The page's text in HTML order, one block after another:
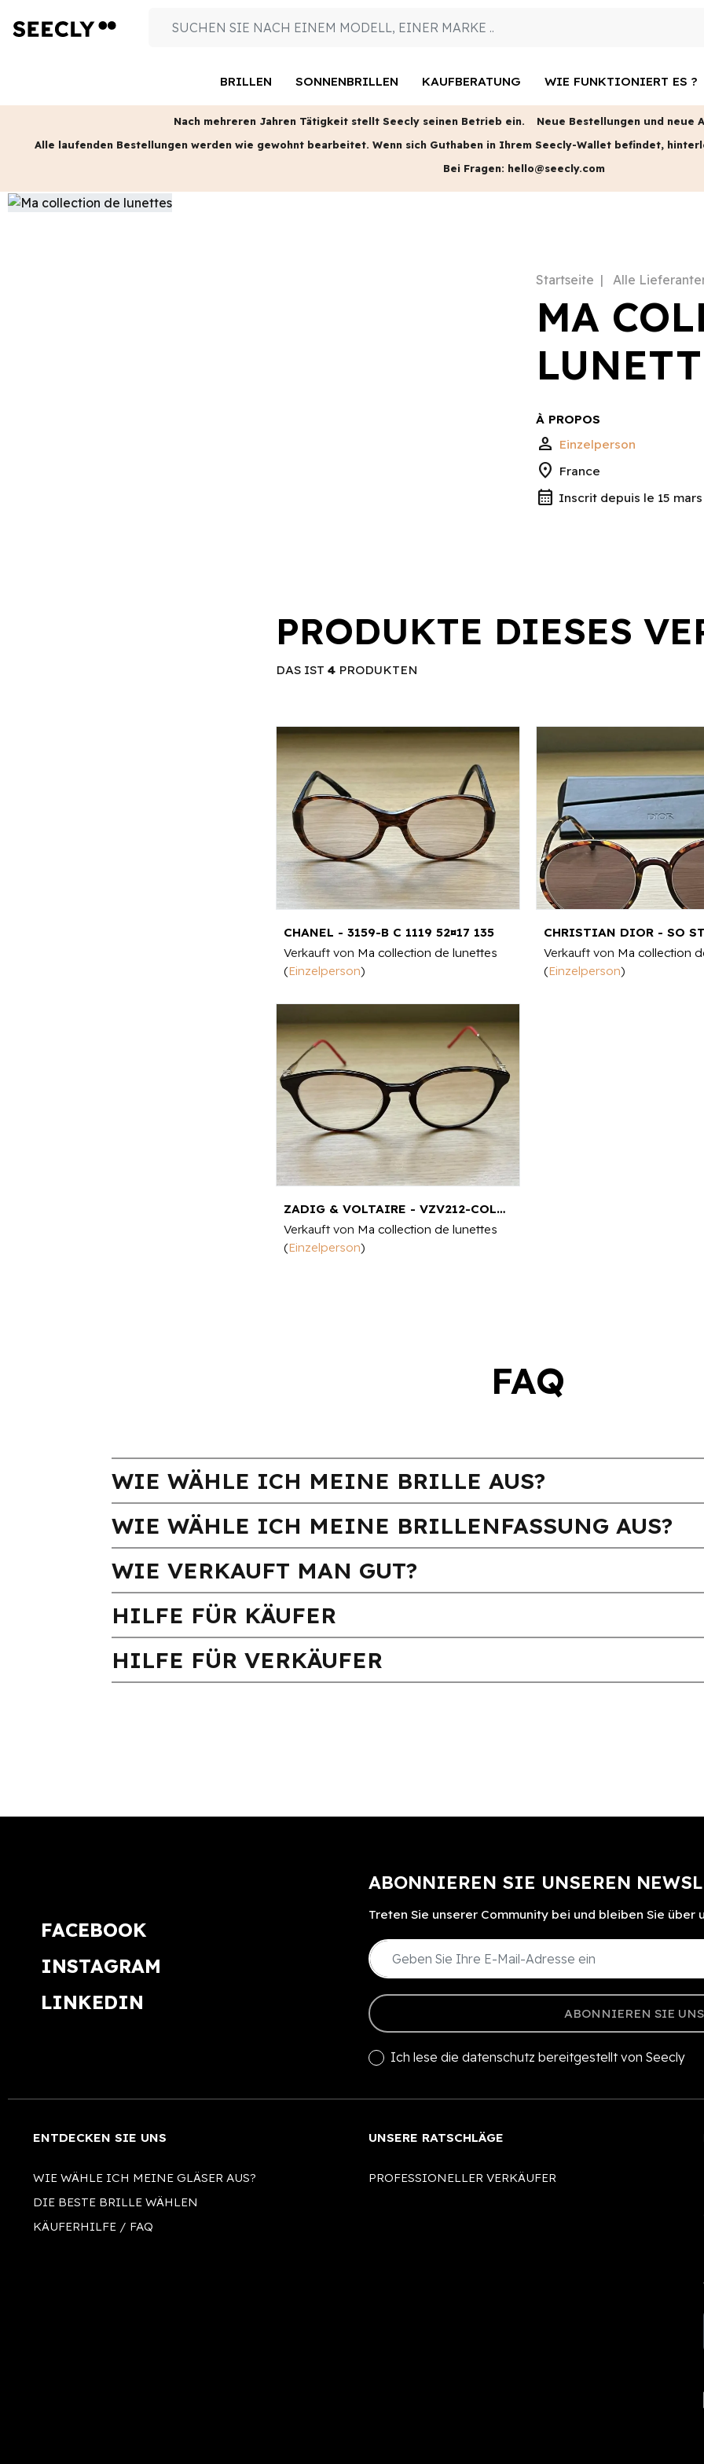
BRILLEN SONNENBRILLEN KAUFBERATUNG WIE FUNKTIONIERT ES ?
Nach mehreren Jahren Tätigkeit stellt Seecly seinen Betrieb ein.
Neue Bestellungen und neue
Alle laufenden Bestellungen werden wie gewohnt bearbeitet. Wenn sich Guthaben in Ihrem Seecly-Wallet befindet,
Bei Fragen: hello@seecly.com
Startseite Alle
MA
À PROPOS
person Einzelperson
location_on France
calendar_month Inscrit depuis le 15
PRODUKTE DIESES
DAS IST 4 PRODUKTEN
CHANEL - 3159-B C 1119 52¤17 135
Verkauft von Ma collection de lunettes
(Einzelperson)
Verkauft von Ma collection
(Einzelperson)
ZADIG & VOLTAIRE - VZV212-COL0722 135
Verkauft von Ma collection de lunettes
(Einzelperson)
FAQ
WIE WÄHLE ICH MEINE BRILLE AUS?
WIE WÄHLE ICH MEINE BRILLENFASSUNG AUS?
WIE VERKAUFT MAN GUT?
HILFE FÜR KÄUFER
HILFE FÜR VERKÄUFER
FACEBOOK
INSTAGRAM
LINKEDIN
ABONNIEREN SIE UNSEREN
Treten Sie unserer Community bei und bleiben Sie
ABONNIEREN SIE
Ich lese die datenschutz bereitgestellt von Seecly
ENTDECKEN SIE UNS
WIE WÄHLE ICH MEINE GLÄSER AUS?
DIE BESTE BRILLE WÄHLEN
KÄUFERHILFE / FAQ
UNSERE RATSCHLÄGE
PROFESSIONELLER VERKÄUFER